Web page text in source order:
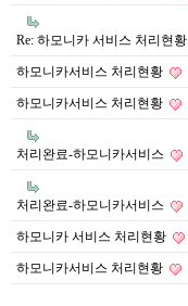
Re: 하모니카 서비스 처리현황
하모니카서비스 처리현황
하모니카서비스 처리현황
처리완료-하모니카서비스
처리완료-하모니카서비스
하모니카 서비스 처리현황
하모니카서비스 처리현황